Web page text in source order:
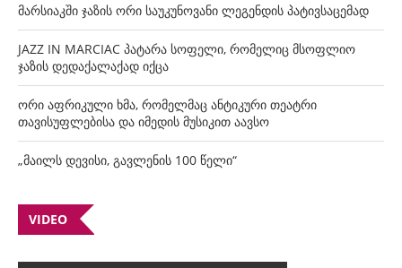
მარსიაკში ჯაზის ორი საუკუნოვანი ლეგენდის პატივსაცემად
JAZZ IN MARCIAC პატარა სოფელი, რომელიც მსოფლიო
ჯაზის დედაქალაქად იქცა
ორი აფრიკული ხმა, რომელმაც ანტიკური თეატრი
თავისუფლებისა და იმედის მუსიკით აავსო
„მაილს დევისი, გავლენის 100 წელი“
VIDEO